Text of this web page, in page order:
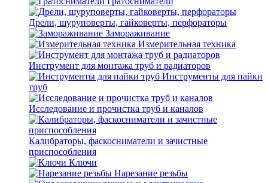
Дрели, шуруповерты, гайковерты, перфораторы
Замораживание
Измерительная техника
Инструмент для монтажа труб и радиаторов
Инструменты для пайки
труб
Исследование и прочистка труб и каналов
Калибраторы, фаскосниматели и зачистные
приспособления
Ключи
Нарезание резьбы